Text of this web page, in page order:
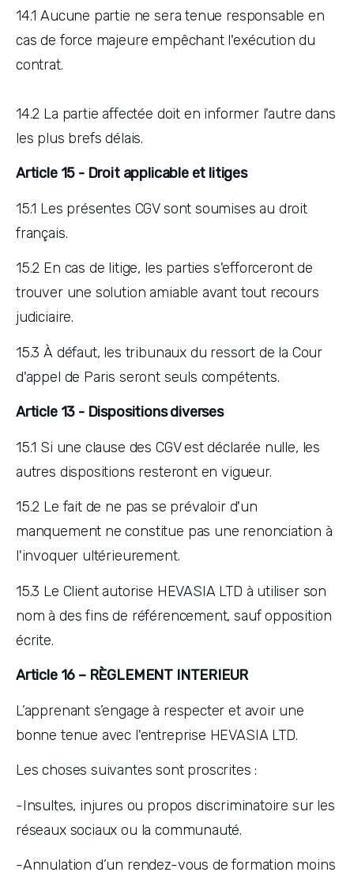
14.1 Aucune partie ne sera tenue responsable en
cas de force majeure empêchant l'exécution du
contrat.
14.2 La partie affectée doit en informer l'autre dans
les plus brefs délais.
Article 15 - Droit applicable et litiges
15.1 Les présentes CGV sont soumises au droit
français.
15.2 En cas de litige, les parties s'efforceront de
trouver une solution amiable avant tout recours
judiciaire.
15.3 À défaut, les tribunaux du ressort de la Cour
d'appel de Paris seront seuls compétents.
Article 13 - Dispositions diverses
15.1 Si une clause des CGV est déclarée nulle, les
autres dispositions resteront en vigueur.
15.2 Le fait de ne pas se prévaloir d'un
manquement ne constitue pas une renonciation à
l'invoquer ultérieurement.
15.3 Le Client autorise HEVASIA LTD à utiliser son
nom à des fins de référencement, sauf opposition
écrite.
Article 16 – RÈGLEMENT INTERIEUR
L’apprenant s’engage à respecter et avoir une
bonne tenue avec l'entreprise HEVASIA LTD.
Les choses suivantes sont proscrites :
-Insultes, injures ou propos discriminatoire sur les
réseaux sociaux ou la communauté.
-Annulation d’un rendez-vous de formation moins